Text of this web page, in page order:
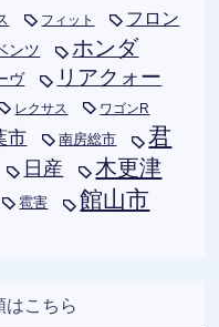
フィット
フロン
ンツ ホンダ
ヴ
リアクォー
レクサス ワゴンR
市 南房総市
君
日産
木更津
雹害 館山市
はこちら